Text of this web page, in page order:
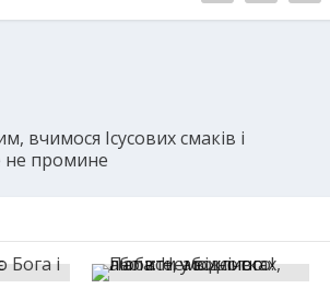
вчимося Ісусових смаків і
не промине